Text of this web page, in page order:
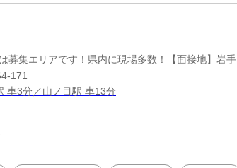
募集エリアです！県内に現場多数！【面接地】岩手
171
車3分／山ノ目駅 車13分